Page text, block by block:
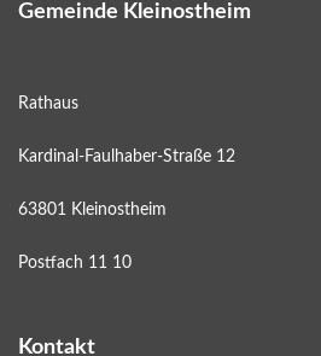
Gemeinde Kleinostheim
Rathaus
Kardinal-Faulhaber-Straße 12
63801 Kleinostheim
Postfach 11 10
Kontakt